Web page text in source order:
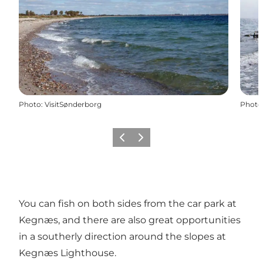
Photo: VisitSønderborg Photo
PrécédentSuivant
You can fish on both sides from the car park at
Kegnæs, and there are also great opportunities
in a southerly direction around the slopes at
Kegnæs Lighthouse.